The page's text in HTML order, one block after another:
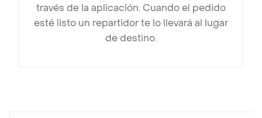
través de la aplicación. Cuando el pedido
esté listo un repartidor te lo llevará al lugar
de destino.